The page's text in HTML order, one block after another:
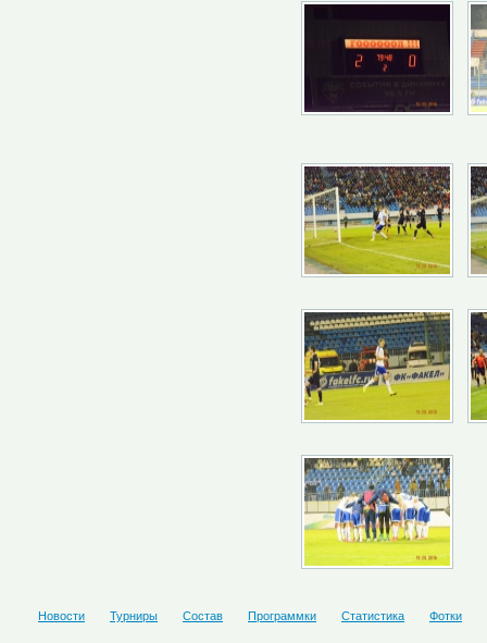
Новости Турниры Состав Программки Статистика Фотки